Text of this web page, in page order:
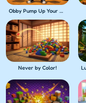
Obby Pump Up Your Muscles! 1 per second
Never by Color!